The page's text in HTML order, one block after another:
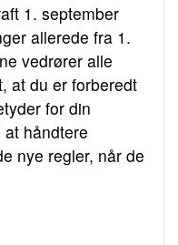
1. september
allerede fra 1.
vedrører alle
at du er forberedt
for din
håndtere
nye regler, når de